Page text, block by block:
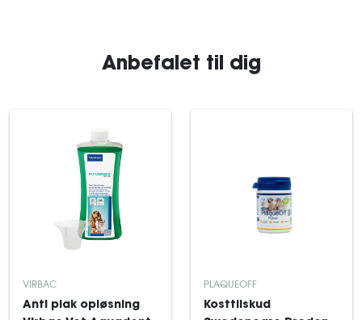
Anbefalet til dig
VIRBAC
Anti plak opløsning
PLAQUEOFF
Kosttilskud